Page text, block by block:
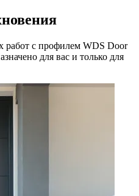
работ с профилем WDS Door
для вас и только для